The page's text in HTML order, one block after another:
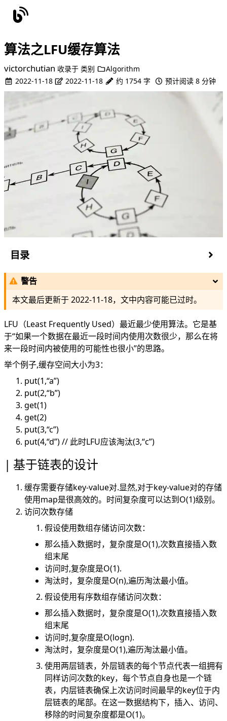
算法之LFU缓存算法
victorchutian 收录于 类别
Algorithm
2022-11-18
2022-11-18 约 1754 字 预计阅读 8 分钟
目录
基于链表的设计
treemap
警告
本文最后更新于2022-11-18，文中内容可能已过时。
LFU（Least Frequently Used）最近最少使用算法。它是基
于“如果一个数据在最近一段时间内使用次数很少，那么在将
来一段时间内被使用的可能性也很小”的思路。
举个例子,缓存空间大小为3：
put(1,“a”)
put(2,“b”)
get(1)
get(2)
put(3,“c”)
put(4,“d”) // 此时LFU应该淘汰(3,“c”)
基于链表的设计
缓存需要存储key-value对.显然,对于key-value对的存储
使用map是很高效的。时间复杂度可以达到O(1)级别。
访问次数存储
假设使用数组存储访问次数：
那么插入数据时，复杂度是O(1),次数直接插入数
组末尾
访问时,复杂度是O(1).
淘汰时，复杂度是O(n),遍历淘汰最小值。
假设使用有序数组存储访问次数：
那么插入数据时，复杂度是O(1),次数直接插入数
组末尾
访问时,复杂度是O(logn).
淘汰时，复杂度是O(1),遍历淘汰最小值。
使用两层链表，外层链表的每个节点代表一组拥有
同样访问次数的key，每个节点自身也是一个链
表，内层链表确保上次访问时间最早的key位于内
层链表的尾部。在这一数据结构下，插入、访问、
移除的时间复杂度都是O(1)。